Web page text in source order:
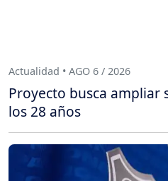
Actualidad • AGO 6 / 2026
Proyecto busca ampliar
los 28 años